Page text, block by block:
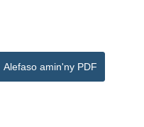
Alefaso amin'ny PDF